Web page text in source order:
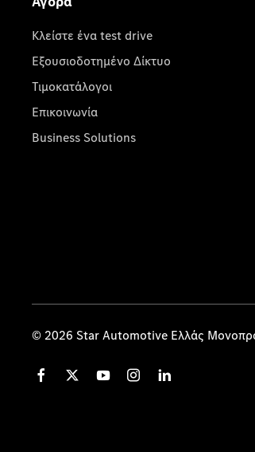
Κλείστε ένα test drive
Εξουσιοδοτημένο Δίκτυο
Τιμοκατάλογοι
Επικοινωνία
Business Solutions
© 2026 Star Automotive Ελλάς